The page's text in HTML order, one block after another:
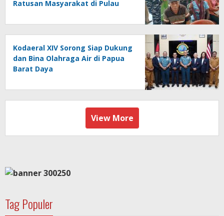
Ratusan Masyarakat di Pulau
Kodaeral XIV Sorong Siap Dukung
dan Bina Olahraga Air di Papua
Barat Daya
View More
Tag Populer